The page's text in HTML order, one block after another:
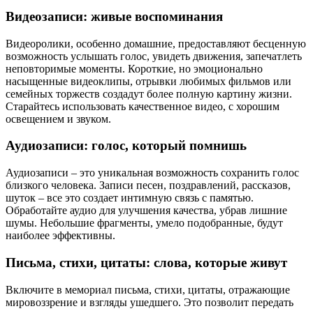
Видеозаписи: живые воспоминания
Видеоролики, особенно домашние, предоставляют бесценную
возможность услышать голос, увидеть движения, запечатлеть
неповторимые моменты. Короткие, но эмоционально
насыщенные видеоклипы, отрывки любимых фильмов или
семейных торжеств создадут более полную картину жизни.
Старайтесь использовать качественное видео, с хорошим
освещением и звуком.
Аудиозаписи: голос, который помнишь
Аудиозаписи – это уникальная возможность сохранить голос
близкого человека. Записи песен, поздравлений, рассказов,
шуток – все это создает интимную связь с памятью.
Обработайте аудио для улучшения качества, убрав лишние
шумы. Небольшие фрагменты, умело подобранные, будут
наиболее эффективны.
Письма, стихи, цитаты: слова, которые живут
Включите в мемориал письма, стихи, цитаты, отражающие
мировоззрение и взгляды ушедшего. Это позволит передать